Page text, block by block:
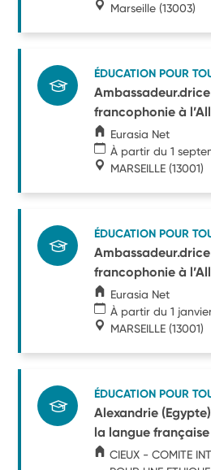
Marseille (13003)
ÉDUCATION POUR
francophonie à
Eurasia Net
À partir du 1
MARSEILLE (13001)
ÉDUCATION POUR
francophonie à
Eurasia Net
À partir du 1
MARSEILLE (13001)
ÉDUCATION POUR
Alexandrie
la langue française
CIEUX - COMITE